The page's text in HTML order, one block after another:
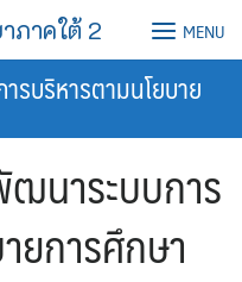
ภาคใต้ 2 MENU
บริหารตามนโยบาย
นาระบบการ
ยการศึกษา